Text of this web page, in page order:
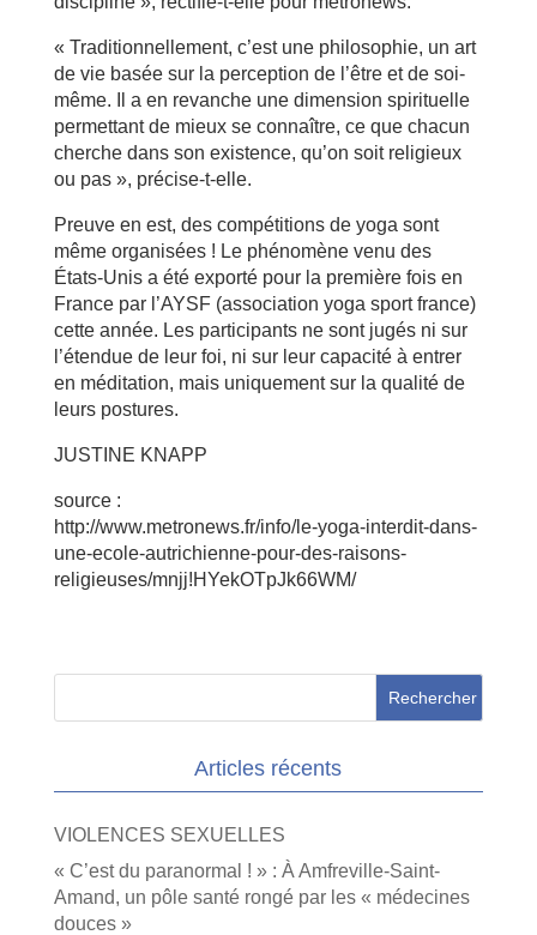
« Traditionnellement, c’est une philosophie, un art
de vie basée sur la perception de l’être et de soi-
même. Il a en revanche une dimension spirituelle
permettant de mieux se connaître, ce que chacun
cherche dans son existence, qu’on soit religieux
ou pas », précise-t-elle.
Preuve en est, des compétitions de yoga sont
même organisées ! Le phénomène venu des
États-Unis a été exporté pour la première fois en
France par l’AYSF (association yoga sport france)
cette année. Les participants ne sont jugés ni sur
l’étendue de leur foi, ni sur leur capacité à entrer
en méditation, mais uniquement sur la qualité de
leurs postures.
JUSTINE KNAPP
source :
http://www.metronews.fr/info/le-yoga-interdit-dans-
une-ecole-autrichienne-pour-des-raisons-
religieuses/mnjj!HYekOTpJk66WM/
Articles récents
VIOLENCES SEXUELLES
« C’est du paranormal ! » : À Amfreville-Saint-
Amand, un pôle santé rongé par les « médecines
douces »